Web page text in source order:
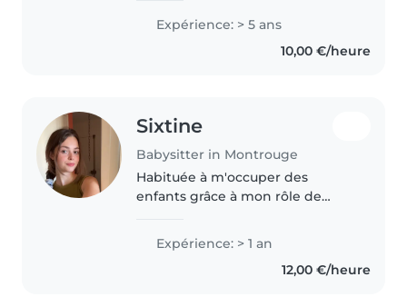
eu l'occasion de réaliser de
nombreux babysittings, aussi
bien ponctuels que réguliers,..
Expérience: > 5 ans
10,00 €/heure
Sixtine
Babysitter in Montrouge
Habituée à m'occuper des
enfants grâce à mon rôle de
patience, sens des
responsabilités et bienveillance.
J'ai également obtenu le PSC1
Expérience: > 1 an
12,00 €/heure